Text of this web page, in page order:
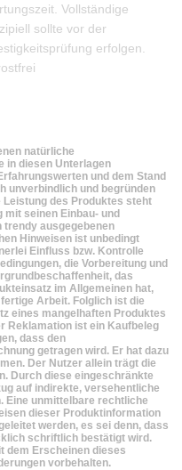
Vollständige
sollte vor der
erfolgen.
natürliche
in diesen Unterlagen
und dem Stand
unverbindlich und begründen
des Produktes steht
seinen Einbau- und
trendy ausgegebenen
Hinweisen ist unbedingt
Einfluss bzw. Kontrolle
die Vorbereitung und
das
im Allgemeinen hat,
Arbeit. Folglich ist die
eines mangelhaften Produktes
Reklamation ist ein Kaufbeleg
dass den
getragen wird. Er hat dazu
Der Nutzer allein trägt die
Durch diese eingeschränkte
auf indirekte, versehentliche
Eine unmittelbare rechtliche
dieser Produktinformation
werden, es sei denn, dass
schriftlich bestätigt wird.
dem Erscheinen dieses
vorbehalten.